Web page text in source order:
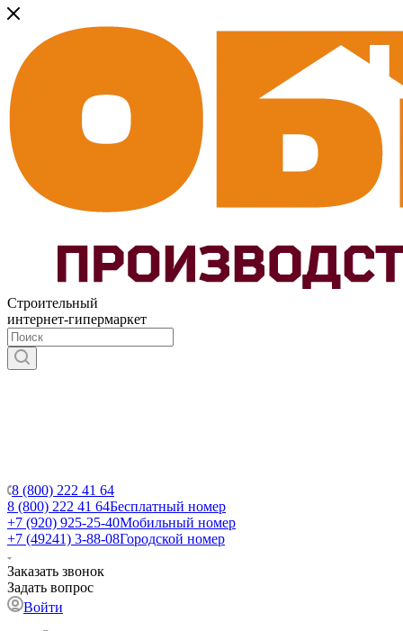
Строительный
интернет-гипермаркет
8 (800) 222 41 64
8 (800) 222 41 64Бесплатный номер
+7 (920) 925-25-40Мобильный номер
+7 (49241) 3-88-08Городской номер
Заказать звонок
Задать вопрос
Войти